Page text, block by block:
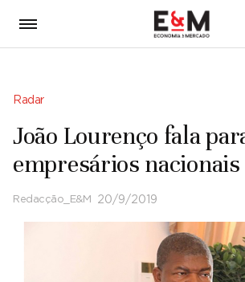
Radar
João Lourenço fala
empresários nacionais
Redacção_E&M 20/9/2019